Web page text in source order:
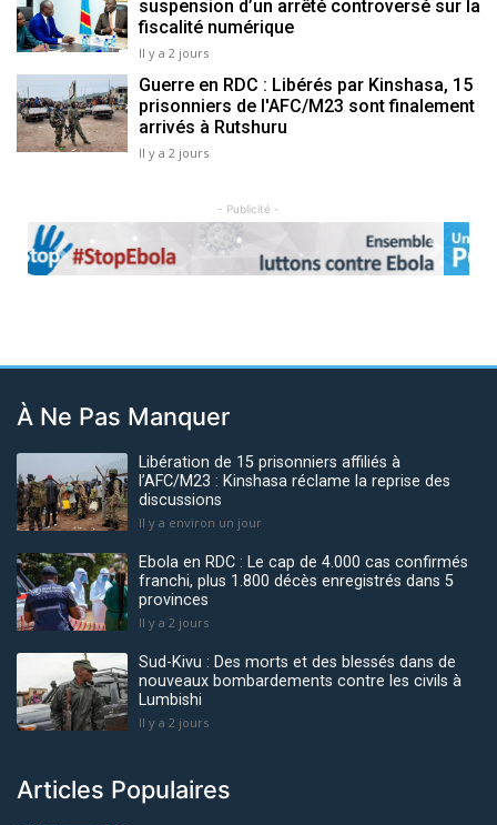
suspension d’un arrêté controversé sur la
fiscalité numérique
Il y a 2 jours
Guerre en RDC : Libérés par Kinshasa, 15
prisonniers de l'AFC/M23 sont finalement
arrivés à Rutshuru
Il y a 2 jours
- Publicité -
Previous Next
À Ne Pas Manquer
Libération de 15 prisonniers affiliés à
l’AFC/M23 : Kinshasa réclame la reprise des
discussions
Il y a environ un jour
Ebola en RDC : Le cap de 4.000 cas confirmés
franchi, plus 1.800 décès enregistrés dans 5
provinces
Il y a 2 jours
Sud-Kivu : Des morts et des blessés dans de
nouveaux bombardements contre les civils à
Lumbishi
Il y a 2 jours
Articles Populaires